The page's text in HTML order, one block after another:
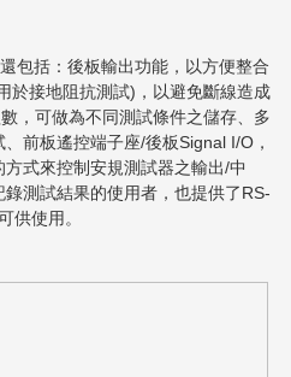
包括：後板輸出功能，以方便整合
於接地阻抗測試)，以避免斷線造成
，可做為不同測試條件之儲存、多
前板遙控端子座/後板Signal I/O，
式來控制安規測試器之輸出/中
測試結果的使用者，也提供了RS-
供使用。